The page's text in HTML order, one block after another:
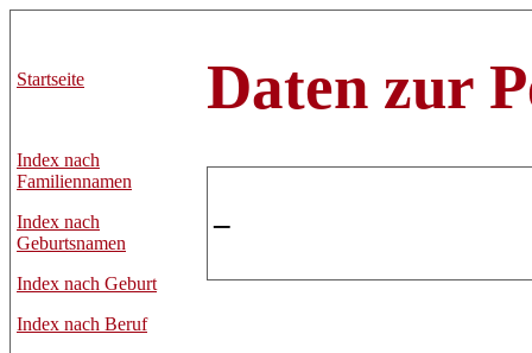
Startseite
Index nach
Familiennamen
Index nach
Geburtsnamen
Index nach Geburt
Index nach Beruf
Daten zur
–